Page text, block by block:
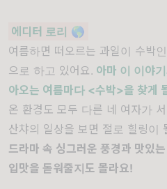
에디터 로리 🌎
여름하면 떠오르는 과일이 수박
으로 하고 있어요. 아마 이 이야
아오는 여름마다 <수박>을 찾게
온 환경도 모두 다른 네 여자가
산챠의 일상을 보면 절로 힐링이
드라마 속 싱그러운 풍경과 맛있
입맛을 돋워줄지도 몰라요!